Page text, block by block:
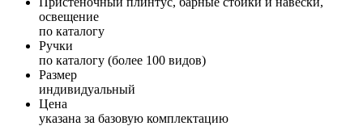
освещение
по каталогу
Ручки
по каталогу (более 100 видов)
Размер
индивидуальный
Цена
указана за базовую комплектацию